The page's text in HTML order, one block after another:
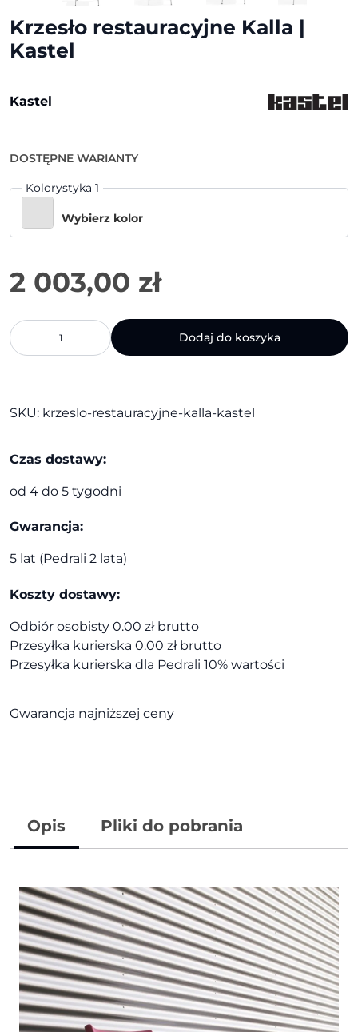
Krzesło restauracyjne Kalla |
Kastel
Kastel
DOSTĘPNE WARIANTY
Kolorystyka 1
Wybierz kolor
2 003,00 zł
ilość
Krzesło
restauracyjne
Kastel
Dodaj do koszyka
SKU: krzeslo-restauracyjne-kalla-kastel
Czas dostawy:
od 4 do 5 tygodni
Gwarancja:
5 lat (Pedrali 2 lata)
Koszty dostawy:
Odbiór osobisty 0.00 zł brutto
Przesyłka kurierska 0.00 zł brutto
Przesyłka kurierska dla Pedrali 10% wartości
Gwarancja najniższej ceny
Opis Pliki do pobrania